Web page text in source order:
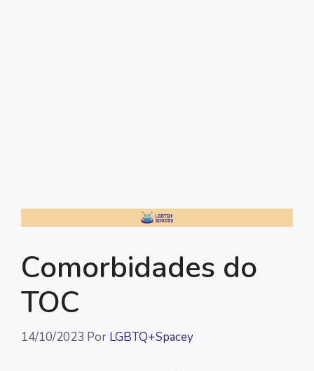
Comorbidades do
TOC
14/10/2023 Por LGBTQ+Spacey